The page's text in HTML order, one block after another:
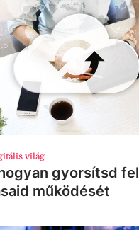
világ
gyorsítsd
működését